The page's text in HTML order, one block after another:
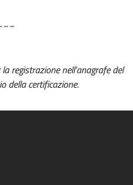
registrazione nell'anagrafe del
della certificazione.